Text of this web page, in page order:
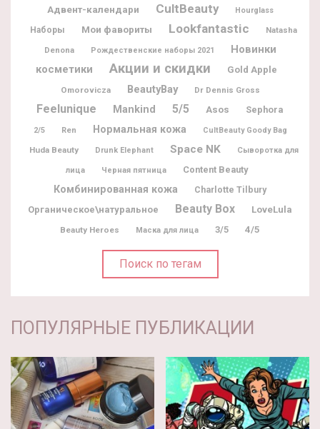
Адвент-календари CultBeauty Hourglass
Наборы Мои фавориты Lookfantastic
Natasha
Denona
Рождественские наборы 2021
Новинки
косметики
Акции и скидки Gold Apple
Omorovicza BeautyBay Dr Dennis Gross
Feelunique Mankind 5/5 Asos Sephora
2/5 Ren Нормальная кожа CultBeauty Goody Bag
Huda Beauty Drunk Elephant Space NK Сыворотка для
лица Черная пятница Content Beauty
Комбинированная кожа
Charlotte Tilbury
Органическое\натуральное
Beauty Box LoveLula
Beauty Heroes Маска для лица 3/5 4/5
Поиск по тегам
ПОПУЛЯРНЫЕ ПУБЛИКАЦИИ